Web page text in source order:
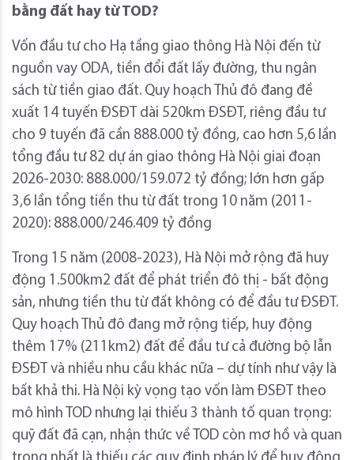
bằng đất hay từTOD?
Vốn đầu tư cho Hạ tầng giao thông Hà Nội đến từ
nguồn vay ODA, tiền đổi đất lấy đường, thu ngân
sách từ tiền giao đất. Quy hoạch Thủ đô đang đề
xuất 14 tuyến ĐSĐT dài 520km ĐSĐT, riêng đầu tư
cho 9 tuyến đã cần 888.000 tỷ đồng, cao hơn 5,6 lần
tổng đầu tư 82 dự án giao thông Hà Nội giai đoạn
2026-2030: 888.000/159.072 tỷ đồng; lớn hơn gấp
3,6 lần tổng tiền thu từ đất trong 10 năm (2011-
2020): 888.000/246.409 tỷ đồng
Trong 15 năm (2008-2023), Hà Nội mở rộng đã huy
động 1.500km2 đất để phát triển đô thị - bất động
sản, nhưng tiền thu từ đất không có để đầu tư ĐSĐT.
Quy hoạch Thủ đô đang mở rộng tiếp, huy động
thêm 17% (211km2) đất để đầu tư cả đường bộ lẫn
ĐSĐT và nhiều nhu cầu khác nữa – dự tính như vậy là
bất khả thi. Hà Nội kỳ vọng tạo vốn làm ĐSĐT theo
mô hình TOD nhưng lại thiếu 3 thành tố quan trọng:
quỹ đất đã cạn, nhận thức về TOD còn mơ hồ và quan